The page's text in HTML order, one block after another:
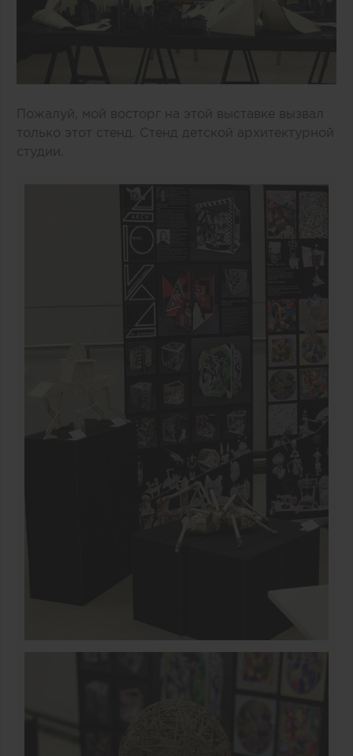
Пожалуй, мой восторг на этой выставке вызвал
только этот стенд. Стенд детской архитектурной
студии.